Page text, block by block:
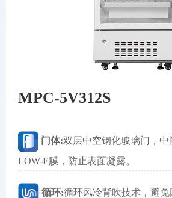
MPC-5V312S
门体:双层中空钢化玻璃门，中
LOW-E膜，防止表面凝露。
循环:循环风冷背吹技术，避